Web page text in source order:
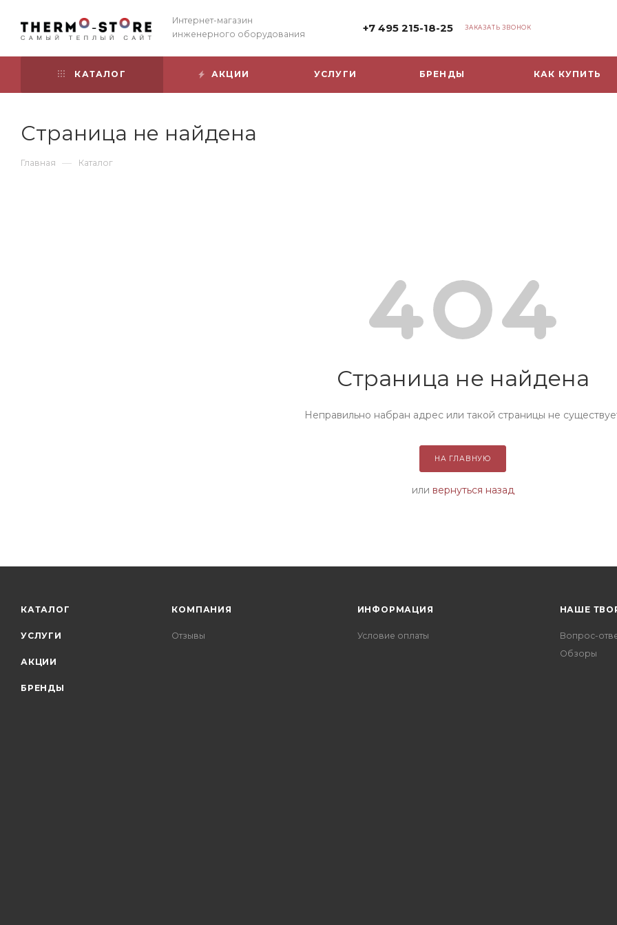
Интернет-магазин
инженерного оборудования
+7 495 215-18-25 ЗАКАЗАТЬ ЗВОНОК
КАТАЛОГ АКЦИИ УСЛУГИ БРЕНДЫ КАК КУПИТЬ
Страница не найдена
Главная — Каталог
Страница не найдена
Неправильно набран адрес или такой страницы не
НА ГЛАВНУЮ
или вернуться назад
КАТАЛОГ
УСЛУГИ
АКЦИИ
БРЕНДЫ
КОМПАНИЯ
Отзывы
ИНФОРМАЦИЯ
Условие оплаты
НАШЕ
Вопрос-
Обзоры